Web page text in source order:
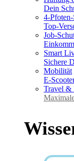
Dein
4-
Top-
Job-
Smart
Sichere
Mobilität
E-
Travel &